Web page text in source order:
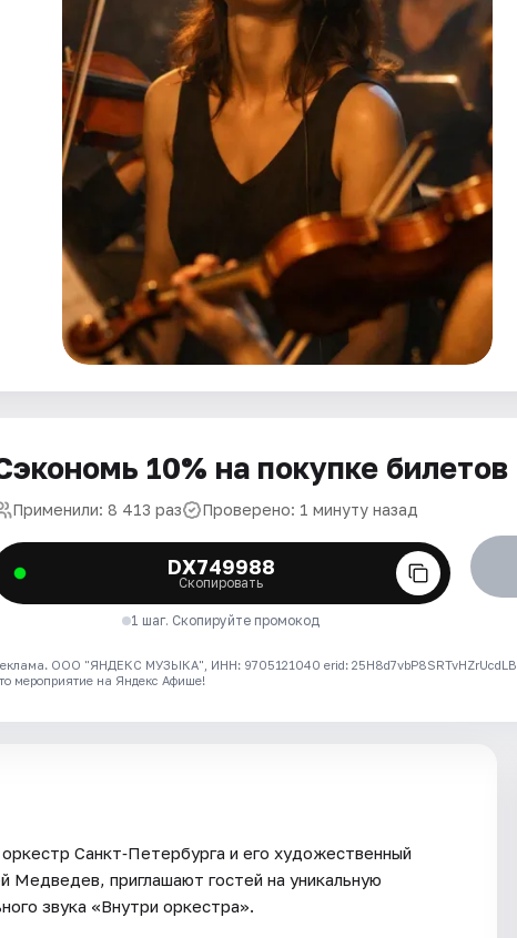
10% на покупке билетов
Применили: 8 413 раз Проверено: 1 минуту назад
DX749988
Скопировать
1 шаг. Скопируйте промокод
ООО "ЯНДЕКС МУЗЫКА", ИНН: 9705121040 erid: 25H8d7vbP8SRTvHZrUcdLB
мероприятие на Яндекс Афише!
Санкт‑Петербурга и его художественный
Медведев, приглашают гостей на уникальную
звука «Внутри оркестра».